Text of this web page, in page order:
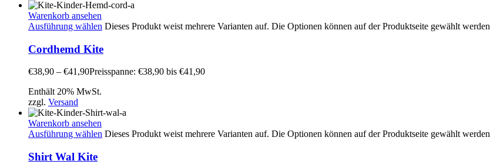
Warenkorb ansehen
Ausführung wählen Dieses Produkt weist mehrere Varianten auf. Die Optionen können auf der Produktseite gewählt werden
Cordhemd Kite
€38,90 – €41,90Preisspanne: €38,90 bis €41,90
Enthält 20% MwSt.
zzgl. Versand
Warenkorb ansehen
Ausführung wählen Dieses Produkt weist mehrere Varianten auf. Die Optionen können auf der Produktseite gewählt werden
Shirt Wal Kite